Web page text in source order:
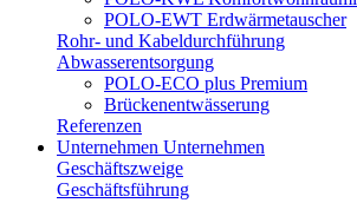
POLO-EWT Erdwärmetauscher
Rohr- und Kabeldurchführung
Abwasserentsorgung
POLO-ECO plus Premium
Brückenentwässerung
Referenzen
Unternehmen Unternehmen
Geschäftszweige
Geschäftsführung